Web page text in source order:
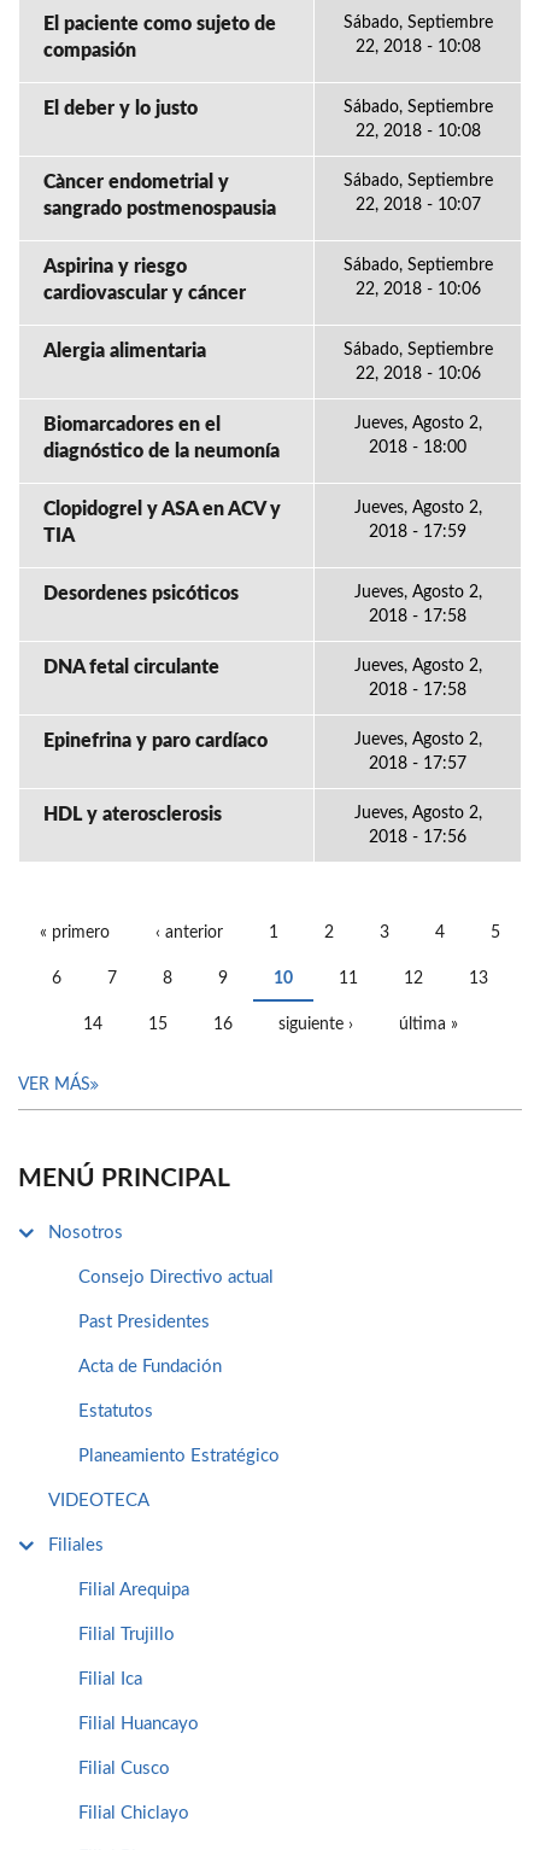
El paciente como sujeto de
compasión
Sábado, Septiembre
22, 2018 - 10:08
El deber y lo justo
Sábado, Septiembre
22, 2018 - 10:08
Càncer endometrial y
sangrado postmenospausia
Sábado, Septiembre
22, 2018 - 10:07
Aspirina y riesgo
cardiovascular y cáncer
Sábado, Septiembre
22, 2018 - 10:06
Alergia alimentaria
Sábado, Septiembre
22, 2018 - 10:06
Biomarcadores en el
diagnóstico de la neumonía
Jueves, Agosto 2,
2018 - 18:00
Clopidogrel y ASA en ACV y
TIA
Jueves, Agosto 2,
2018 - 17:59
Desordenes psicóticos
Jueves, Agosto 2,
2018 - 17:58
DNA fetal circulante
Jueves, Agosto 2,
2018 - 17:58
Epinefrina y paro cardíaco
Jueves, Agosto 2,
2018 - 17:57
HDL y aterosclerosis
Jueves, Agosto 2,
2018 - 17:56
« primero ‹ anterior 1 2 3 4 5
6 7 8 9 10 11 12 13
14 15 16 siguiente › última »
VER MÁS
MENÚ PRINCIPAL
Nosotros
Consejo Directivo actual
Past Presidentes
Acta de Fundación
Estatutos
Planeamiento Estratégico
VIDEOTECA
Filiales
Filial Arequipa
Filial Trujillo
Filial Ica
Filial Huancayo
Filial Cusco
Filial Chiclayo